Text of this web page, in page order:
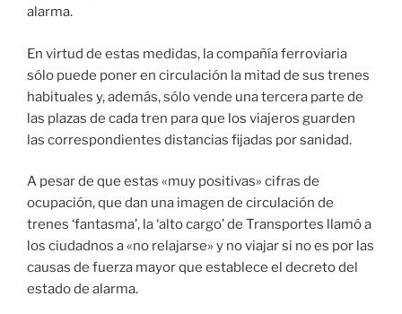
alarma.
En virtud de estas medidas, la compañía ferroviaria
sólo puede poner en circulación la mitad de sus trenes
habituales y, además, sólo vende una tercera parte de
las plazas de cada tren para que los viajeros guarden
las correspondientes distancias fijadas por sanidad.
A pesar de que estas «muy positivas» cifras de
ocupación, que dan una imagen de circulación de
trenes ‘fantasma’, la ‘alto cargo’ de Transportes llamó a
los ciudadnos a «no relajarse» y no viajar si no es por las
causas de fuerza mayor que establece el decreto del
estado de alarma.